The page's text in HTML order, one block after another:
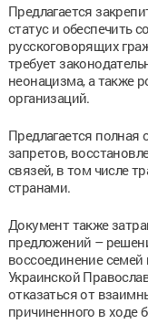
Предлагается
статус и обеспечить
русскоговорящих
требует
неонацизма, а также
организаций.
Предлагается
запретов,
связей, в том числе
странами.
Документ также
предложений –
воссоединение
Украинской
отказаться от
причиненного в ходе